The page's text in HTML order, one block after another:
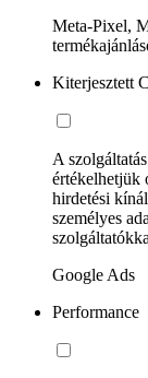
Meta-Pixel,
Kiterjesztett
A
értékelhetjük
hirdetési
személyes
Google Ads
Performance